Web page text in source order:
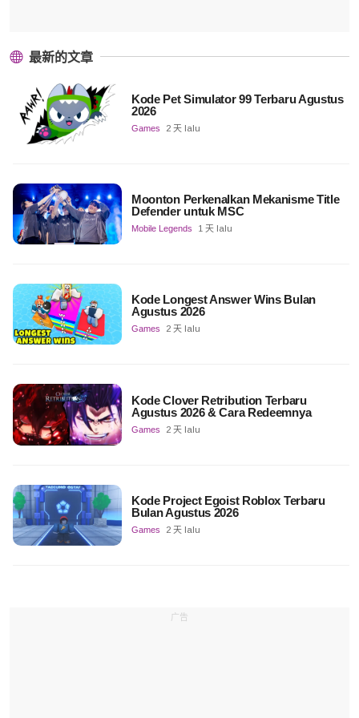
最新的文章
Kode Pet Simulator 99 Terbaru Agustus
2026
Games 2 天 lalu
Moonton Perkenalkan Mekanisme Title
Defender untuk MSC
Mobile Legends 1 天 lalu
Kode Longest Answer Wins Bulan
Agustus 2026
Games 2 天 lalu
Kode Clover Retribution Terbaru
Agustus 2026 & Cara Redeemnya
Games 2 天 lalu
Kode Project Egoist Roblox Terbaru
Bulan Agustus 2026
Games 2 天 lalu
广告